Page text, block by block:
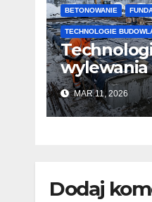
BETONOWANIE
TECHNOLOGIE
zimą: jak
jakość i
MAR 11, 2026
Dodaj